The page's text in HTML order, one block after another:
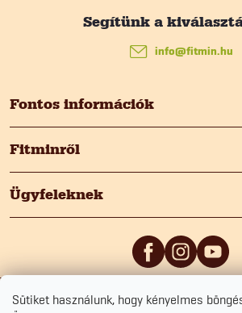
Sütiket használunk, hogy kényelmes
b
é
c
Fontos információk
Fitminről
Ügyfeleknek
info@fitmin.hu
0/5